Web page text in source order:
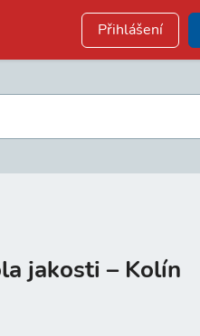
Přihlášení
jakosti – Kolín